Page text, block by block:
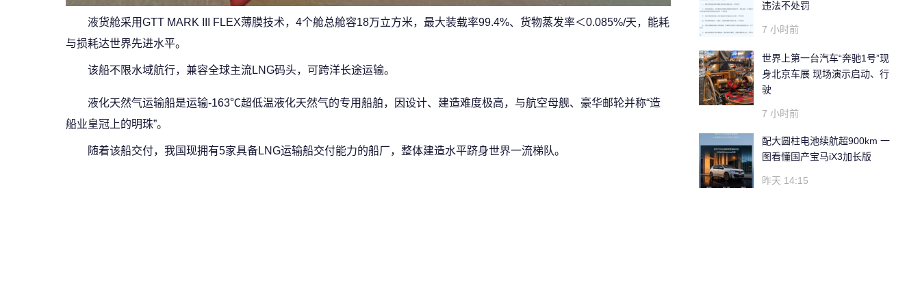
液货舱采用GTT MARK III FLEX薄膜技术，4个舱总舱容18万立方米，最大装载率99.4%、货物蒸发率＜0.085%/天，能耗
与损耗达世界先进水平。
该船不限水域航行，兼容全球主流LNG码头，可跨洋长途运输。
液化天然气运输船是运输-163℃超低温液化天然气的专用船舶，因设计、建造难度极高，与航空母舰、豪华邮轮并称“造
船业皇冠上的明珠”。
随着该船交付，我国现拥有5家具备LNG运输船交付能力的船厂，整体建造水平跻身世界一流梯队。
违法不处罚
7 小时前
世界上第一台汽车“奔驰1号”现
身北京车展 现场演示启动、行
驶
7 小时前
配大圆柱电池续航超900km 一
图看懂国产宝马iX3加长版
昨天 14:15